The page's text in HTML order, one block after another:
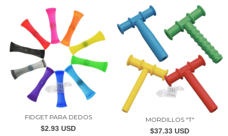
FIDGET PARA DEDOS
$2.93 USD
MORDILLOS "T"
$37.33 USD